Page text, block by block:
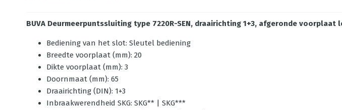
BUVA Deurmeerpuntssluiting type 7220R-SEN, draairichting 1+3, afgeronde voorplaat
Bediening van het slot: Sleutel bediening
Breedte voorplaat (mm): 20
Dikte voorplaat (mm): 3
Doornmaat (mm): 65
Draairichting (DIN): 1+3
Inbraakwerendheid SKG: SKG** | SKG***